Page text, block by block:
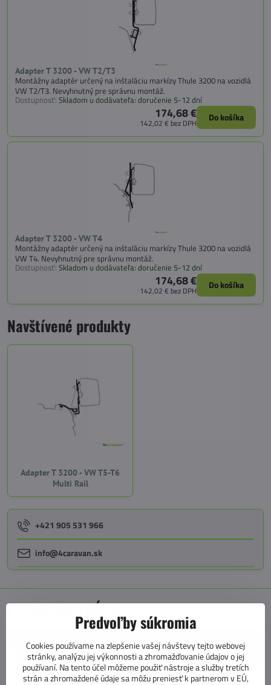
Adapter T 3200 - VW T2/T3
Montážny adaptér určený na inštaláciu markízy Thule 3200 na vozidlá
VW T2/T3. Nevyhnutný pre správnu montáž.
Dostupnosť: Skladom u dodávateľa: doručenie 5-12 dní
174,68 €
142,02 € bez DPH Do košíka
Adapter T 3200 - VW T4
Montážny adaptér určený na inštaláciu markízy Thule 3200 na vozidlá
VW T4. Nevyhnutný pre správnu montáž.
Dostupnosť: Skladom u dodávateľa: doručenie 5-12 dní
174,68 €
142,02 € bez DPH Do košíka
Navštívené produkty
Adapter T 3200 - VW T5-T6
Multi Rail
+421 905 531 966
info@4caravan.sk
E SHOP KATEGÓRIE
MARKÍZY
STENOVÉ MARKÍZY
Predvoľby súkromia
Cookies používame na zlepšenie vašej návštevy tejto webovej
stránky, analýzu jej výkonnosti a zhromažďovanie údajov o jej
používaní. Na tento účel môžeme použiť nástroje a služby tretích
strán a zhromaždené údaje sa môžu preniesť k partnerom v EÚ,